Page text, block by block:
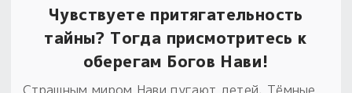
Издания о Славянской культуре и ведовстве
Коллекции
Сказки
Гадание
Магия
С чего начать?
Материалы
Новинки ›
Готовые заговоры
Чувствуете притягательность
тайны? Тогда присмотритесь к
оберегам Богов Нави!